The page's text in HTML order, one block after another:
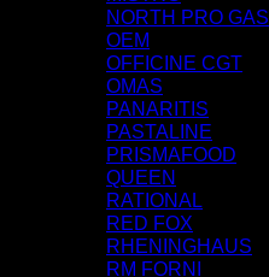
NORTH PRO GAS
OEM
OFFICINE CGT
OMAS
PANARITIS
PASTALINE
PRISMAFOOD
QUEEN
RATIONAL
RED FOX
RHENINGHAUS
RM FORNI